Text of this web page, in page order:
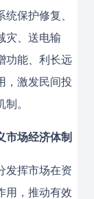
保护修复、
灾、送电输
功能、利长远
，激发民间投
。
市场经济体制
发挥市场在资
用，推动有效